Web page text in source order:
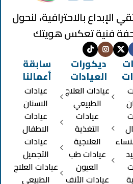
الإبداع بالاحترافية، لنحول
فنية تعكس هويتك
ديكورات
العيادات
عيادات العلاج
الطبيعي
عيادات
التغذية
العلاجية
عيادات طب
العيون
عيادات الأنف
سابقة
أعمالنا
عيادات
الاسنان
عيادات
الاطفال
عيادات
التجميل
عيادات العلاج
الطبيعي